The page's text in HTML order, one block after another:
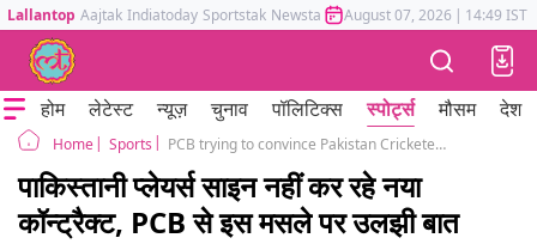
Lallantop Aajtak Indiatoday Sportstak Newstak Mumbai Tak Astrotak
August 07, 2026 | 14:49 IST
होम लेटेस्ट न्यूज़ चुनाव पॉलिटिक्स स्पोर्ट्स मौसम देश
Home Sports PCB trying to convince Pakistan Cricketers including Babar Azam to sign new central contract
पाकिस्तानी प्लेयर्स साइन नहीं कर रहे नया
कॉन्ट्रैक्ट, PCB से इस मसले पर उलझी बात